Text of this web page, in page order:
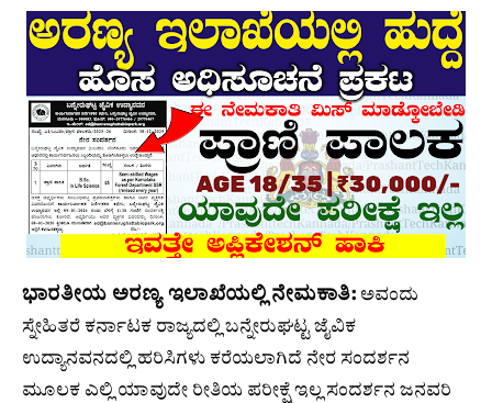
ಭಾರತೀಯ ಅರಣ್ಯ ಇಲಾಖೆಯಲ್ಲಿ ನೇಮಕಾತಿ: ಅವಂದು
ಸ್ನೇಹಿತರೆ ಕರ್ನಾಟಕ ರಾಜ್ಯದಲ್ಲಿ ಬನ್ನೇರುಘಟ್ಟ ಜೈವಿಕ
ಉದ್ಯಾನವನದಲ್ಲಿ ಹರಿಸಿಗಳು ಕರೆಯಲಾಗಿದೆ ನೇರ ಸಂದರ್ಶನ
ಮೂಲಕ ಎಲ್ಲಿ ಯಾವುದೇ ರೀತಿಯ ಪರೀಕ್ಷೆ ಇಲ್ಲ ಸಂದರ್ಶನ ಜನವರಿ